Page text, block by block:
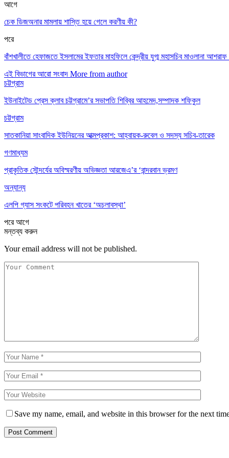
আগে
চেক ডিজঅনার মামলায় শাস্তি হয়ে গেলে করণীয় কী?
পরে
বাঁশখালীতে হেফাজতে ইসলামের ইফতার মাহফিলে কেন্দ্রীয় যুগ্ম মহাসচিব মাওলানা আশরাফ
এই বিভাগের আরো সংবাদ More from author
চট্টগ্রাম
ইউনাইটেড প্রেস ক্লাব চট্টগ্রামে’র সভাপতি শিব্বির আহমেদ,সম্পাদক শফিকুল
চট্টগ্রাম
সাতকানিয়া সাংবাদিক ইউনিয়নের আত্মপ্রকাশ: আহ্বায়ক-রুবেল ও সদস্য সচিব-তারেক
গণমাধ্যম
প্রাকৃতিক সৌন্দর্যের অবিস্মরণীয় অভিজ্ঞতা আরজেএ’র ‘বান্দরবান ভ্রমণ
অন্যান্য
এলপি গ্যাস সংকটে পরিবহন খাতের ‘অচলাবস্থা’
পরেআগে
মন্তব্য করুন
Your email address will not be published.
Save my name, email, and website in this browser for the next